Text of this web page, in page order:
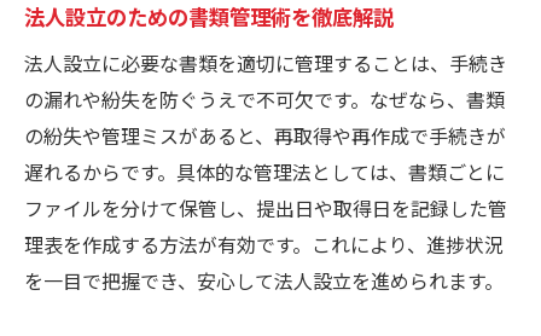
法人設立のための書類管理術を徹底解説
法人設立に必要な書類を適切に管理することは、手続き
の漏れや紛失を防ぐうえで不可欠です。なぜなら、書類
の紛失や管理ミスがあると、再取得や再作成で手続きが
遅れるからです。具体的な管理法としては、書類ごとに
ファイルを分けて保管し、提出日や取得日を記録した管
理表を作成する方法が有効です。これにより、進捗状況
を一目で把握でき、安心して法人設立を進められます。